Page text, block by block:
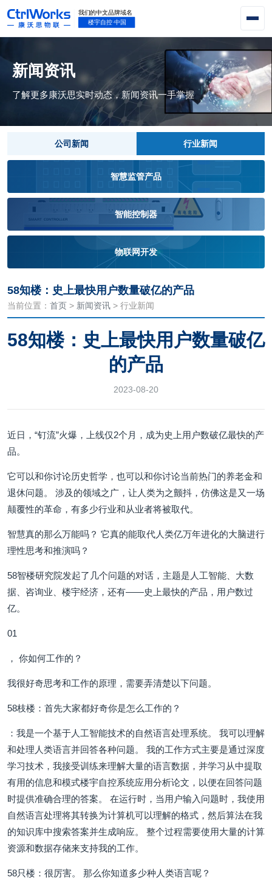
新闻资讯
了解更多康沃思实时动态，新闻资讯一手掌握
公司新闻 行业新闻
智慧监管产品
智能控制器
物联网开发
58知楼：史上最快用户数量破亿的产品
当前位置： 首页 > 新闻资讯 > 行业新闻
58知楼：史上最快用户数量破亿
的产品
2023-08-20
近日，“钉流”火爆，上线仅2个月，成为史上用户数破亿最快的产
品。
它可以和你讨论历史哲学，也可以和你讨论当前热门的养老金和
退休问题。 涉及的领域之广，让人类为之颤抖，仿佛这是又一场
颠覆性的革命，有多少行业和从业者将被取代。
智慧真的那么万能吗？ 它真的能取代人类亿万年进化的大脑进行
理性思考和推演吗？
58智楼研究院发起了几个问题的对话，主题是人工智能、大数
据、咨询业、楼宇经济，还有——史上最快的产品，用户数过
亿。
01
， 你如何工作的？
我很好奇思考和工作的原理，需要弄清楚以下问题。
58枝楼：首先大家都好奇你是怎么工作的？
：我是一个基于人工智能技术的自然语言处理系统。 我可以理解
和处理人类语言并回答各种问题。 我的工作方式主要是通过深度
学习技术，我接受训练来理解大量的语言数据，并学习从中提取
有用的信息和模式楼宇自控系统应用分析论文，以便在回答问题
时提供准确合理的答案。 在运行时，当用户输入问题时，我使用
自然语言处理将其转换为计算机可以理解的格式，然后算法在我
的知识库中搜索答案并生成响应。 整个过程需要使用大量的计算
资源和数据存储来支持我的工作。
58只楼：很厉害。 那么你知道多少种人类语言呢？